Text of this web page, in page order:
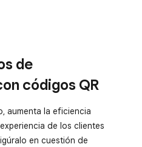
de
códigos QR
aumenta la eficiencia
de los clientes
en cuestión de